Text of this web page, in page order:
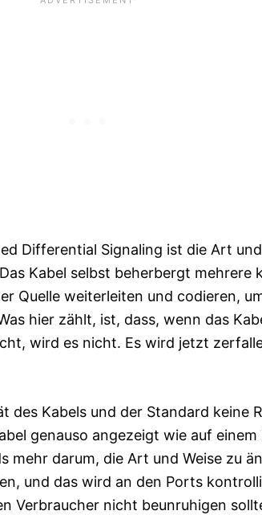
Differential Signaling ist die Art
Kabel selbst beherbergt mehrere
Quelle weiterleiten und codieren,
hier zählt, ist, dass, wenn das
wird es nicht. Es wird jetzt
des Kabels und der Standard keine
genauso angezeigt wie auf
mehr darum, die Art und Weise zu
und das wird an den Ports
Verbraucher nicht beunruhigen